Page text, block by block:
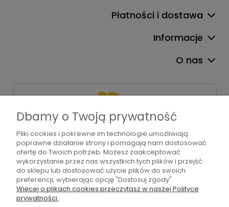
Płatności i dostawa
Informacje
O nas
+48 571 310 234
sklep@bdart.pl
©2026 Wszelkie Prawa Zastrzeżone | BD art
Dbamy o Twoją prywatność
Pliki cookies i pokrewne im technologie umożliwiają
poprawne działanie strony i pomagają nam dostosować
ofertę do Twoich potrzeb. Możesz zaakceptować
wykorzystanie przez nas wszystkich tych plików i przejść
do sklepu lub dostosować użycie plików do swoich
preferencji, wybierając opcję "Dostosuj zgody".
Więcej o plikach cookies przeczytasz w naszej Polityce
prywatności.